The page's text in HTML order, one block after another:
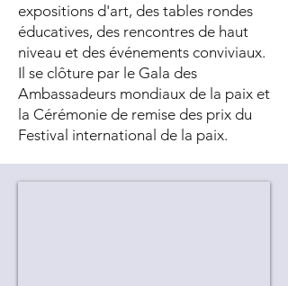
expositions d'art, des tables rondes
éducatives, des rencontres de haut
niveau et des événements conviviaux.
Il se clôture par le Gala des
Ambassadeurs mondiaux de la paix et
la Cérémonie de remise des prix du
Festival international de la paix.